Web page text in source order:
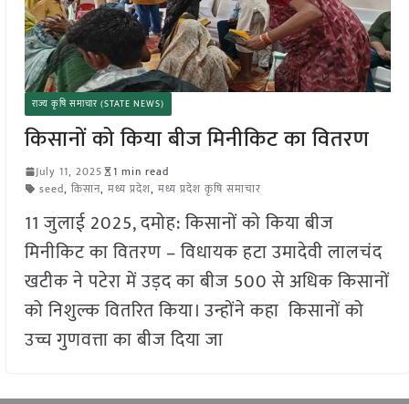
राज्य कृषि समाचार (STATE NEWS)
किसानों को किया बीज मिनीकिट का वितरण
July 11, 2025
1 min read
seed, किसान, मध्य प्रदेश, मध्य प्रदेश कृषि समाचार
11 जुलाई 2025, दमोह: किसानों को किया बीज
मिनीकिट का वितरण – विधायक हटा उमादेवी लालचंद
खटीक ने पटेरा में उड़द का बीज 500 से अधिक किसानों
को निशुल्क वितरित किया। उन्होंने कहा किसानों को
उच्च गुणवत्ता का बीज दिया जा